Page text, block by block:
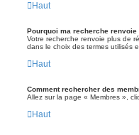
Haut
Pourquoi ma recherche renvoie
Votre recherche renvoie plus de
dans le choix des termes utilisés
Haut
Comment rechercher des
Allez sur la page « Membres »,
Haut